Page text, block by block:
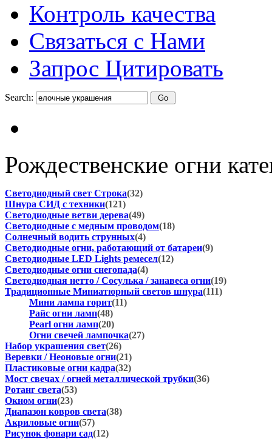
Контроль качества
Связаться с Нами
Запрос Цитировать
Search:
Рождественские огни
Светодиодный свет Строка(32)
Шнура СИД с техники(121)
Светодиодные ветви дерева(49)
Светодиодные с медным проводом(18)
Солнечный водить струнных(4)
Светодиодные огни, работающий от батареи(9)
Светодиодные LED Lights ремесел(12)
Светодиодные огни снегопада(4)
Светодиодная нетто / Сосулька / занавеса огни(19)
Традиционные Миниатюрный светов шнура(111)
Мини лампа горит(11)
Райс огни ламп(48)
Pearl огни ламп(20)
Огни свечей лампочка(27)
Набор украшения свет(26)
Веревки / Неоновые огни(21)
Пластиковые огни кадра(32)
Мост свечах / огней металлической трубки(36)
Ротанг света(53)
Окном огни(23)
Диапазон ковров света(38)
Акриловые огни(57)
Рисунок фонари сад(12)